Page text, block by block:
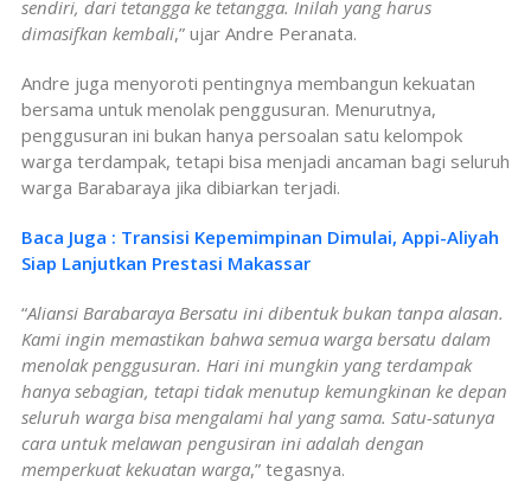
sendiri, dari tetangga ke tetangga. Inilah yang harus
dimasifkan kembali,” ujar Andre Peranata.
Andre juga menyoroti pentingnya membangun kekuatan
bersama untuk menolak penggusuran. Menurutnya,
penggusuran ini bukan hanya persoalan satu kelompok
warga terdampak, tetapi bisa menjadi ancaman bagi seluruh
warga Barabaraya jika dibiarkan terjadi.
Baca Juga : Transisi Kepemimpinan Dimulai, Appi-Aliyah
Siap Lanjutkan Prestasi Makassar
“Aliansi Barabaraya Bersatu ini dibentuk bukan tanpa alasan.
Kami ingin memastikan bahwa semua warga bersatu dalam
menolak penggusuran. Hari ini mungkin yang terdampak
hanya sebagian, tetapi tidak menutup kemungkinan ke depan
seluruh warga bisa mengalami hal yang sama. Satu-satunya
cara untuk melawan pengusiran ini adalah dengan
memperkuat kekuatan warga,” tegasnya.